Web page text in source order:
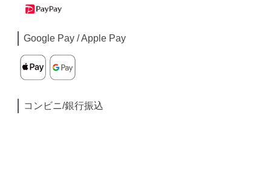
Google Pay / Apple Pay
コンビニ/銀行振込